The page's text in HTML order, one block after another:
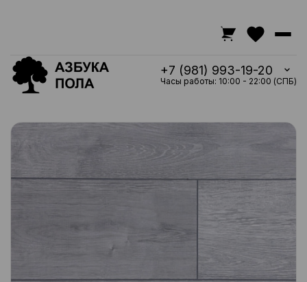
+7 (981) 993-19-20
Часы работы: 10:00 - 22:00 (СПБ)